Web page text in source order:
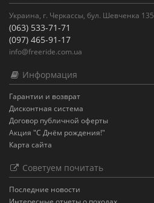
Украина, г. Черкассы, бул. Шевченка 135
(063) 533-71-71
(097) 465-91-17
info@freeride.com.ua
Информация
Гарантии и возврат
Дисконтная система
Договор публичной оферты
Акция "С Днём рождения!"
Карта сайта
Советуем почитать
Последние новости